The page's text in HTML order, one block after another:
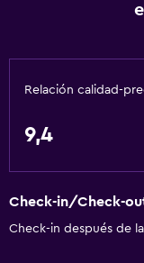
Toallas/ropa de
Servicios y
Renta de autos
Relación calidad-
9,4
Check-in/Check-
Check-in después de